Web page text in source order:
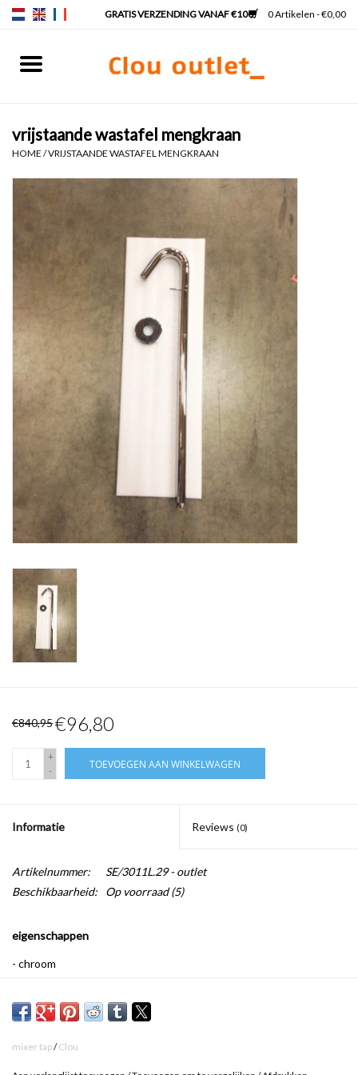
0 Artikelen - €0,00
Badkamermeubels
Spiegels
Spiegelverlichting
Badkamer accessoires
Ligbaden
Toiletten
vrijstaande wastafel mengkraan
HOME /VRIJSTAANDE WASTAFEL MENGKRAAN
€840,95€96,80
+
-
TOEVOEGEN AAN WINKELWAGEN
Informatie Reviews (0)
Artikelnummer:
SE/3011L.29 - outlet
Beschikbaarheid:
Op voorraad(5)
eigenschappen
- chroom
- inbouwbox voor aansluiting inbegrepen
- onderdelen om de installatie te testen en te reinigen inbegrepen
mixer tap/Clou